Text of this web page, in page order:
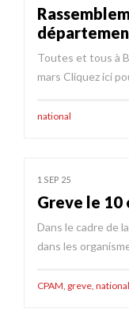
Toutes et tous à
mars Cliquez ici
national
1 SEP 25
Greve le 10
Dans le cadre de
dans les
CPAM, greve, national